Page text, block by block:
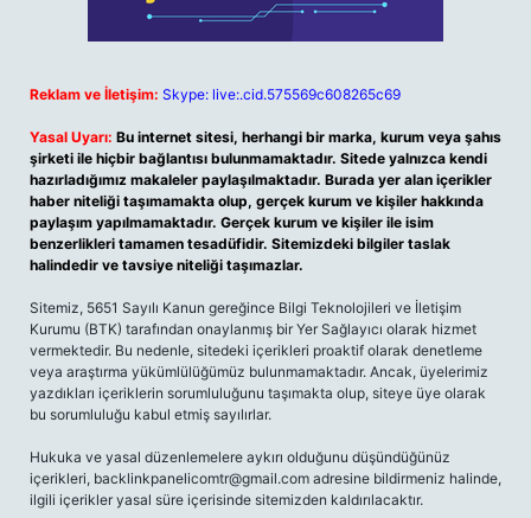
Reklam ve İletişim: Skype: live:.cid.575569c608265c69
Yasal Uyarı: Bu internet sitesi, herhangi bir marka, kurum veya şahıs
şirketi ile hiçbir bağlantısı bulunmamaktadır. Sitede yalnızca kendi
hazırladığımız makaleler paylaşılmaktadır. Burada yer alan içerikler
haber niteliği taşımamakta olup, gerçek kurum ve kişiler hakkında
paylaşım yapılmamaktadır. Gerçek kurum ve kişiler ile isim
benzerlikleri tamamen tesadüfidir. Sitemizdeki bilgiler taslak
halindedir ve tavsiye niteliği taşımazlar.
Sitemiz, 5651 Sayılı Kanun gereğince Bilgi Teknolojileri ve İletişim
Kurumu (BTK) tarafından onaylanmış bir Yer Sağlayıcı olarak hizmet
vermektedir. Bu nedenle, sitedeki içerikleri proaktif olarak denetleme
veya araştırma yükümlülüğümüz bulunmamaktadır. Ancak, üyelerimiz
yazdıkları içeriklerin sorumluluğunu taşımakta olup, siteye üye olarak
bu sorumluluğu kabul etmiş sayılırlar.
Hukuka ve yasal düzenlemelere aykırı olduğunu düşündüğünüz
içerikleri, backlinkpanelicomtr@gmail.com adresine bildirmeniz halinde,
ilgili içerikler yasal süre içerisinde sitemizden kaldırılacaktır.